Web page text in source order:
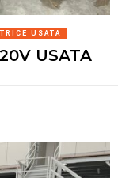
USATA
USATA